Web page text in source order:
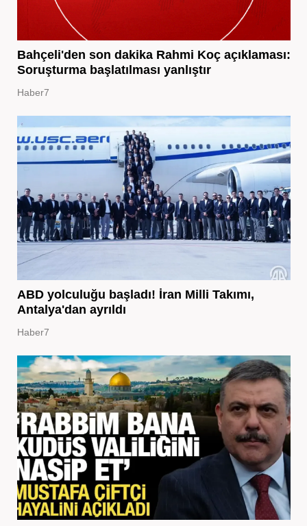
Bahçeli'den son dakika Rahmi Koç açıklaması:
Soruşturma başlatılması yanlıştır
Haber7
ABD yolculuğu başladı! İran Milli Takımı,
Antalya'dan ayrıldı
Haber7